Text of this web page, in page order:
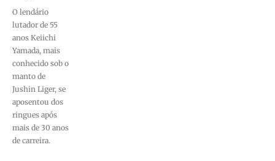
O lendário
lutador de 55
anos Keiichi
Yamada, mais
conhecido sob o
manto de
Jushin Liger, se
aposentou dos
ringues após
mais de 30 anos
de carreira.